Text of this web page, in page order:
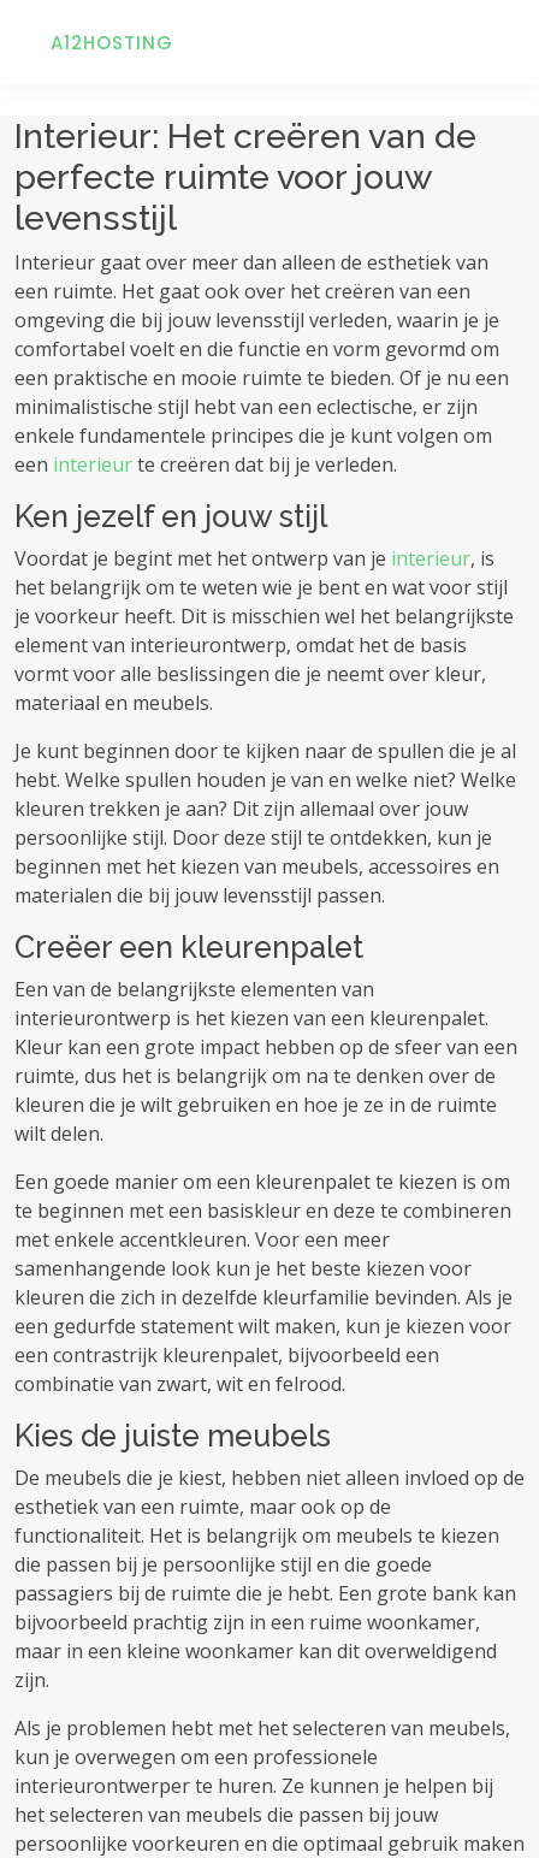
A12HOSTING
Interieur: Het creëren van de
perfecte ruimte voor jouw
levensstijl
Interieur gaat over meer dan alleen de esthetiek van
een ruimte. Het gaat ook over het creëren van een
omgeving die bij jouw levensstijl verleden, waarin je je
comfortabel voelt en die functie en vorm gevormd om
een ​​praktische en mooie ruimte te bieden. Of je nu een
minimalistische stijl hebt van een eclectische, er zijn
enkele fundamentele principes die je kunt volgen om
een ​​ interieurte creëren dat bij je verleden.
Ken jezelf en jouw stijl
Voordat je begint met het ontwerp van je interieur, is
het belangrijk om te weten wie je bent en wat voor stijl
je voorkeur heeft. Dit is misschien wel het belangrijkste
element van interieurontwerp, omdat het de basis
vormt voor alle beslissingen die je neemt over kleur,
materiaal en meubels.
Je kunt beginnen door te kijken naar de spullen die je al
hebt. Welke spullen houden je van en welke niet? Welke
kleuren trekken je aan? Dit zijn allemaal over jouw
persoonlijke stijl. Door deze stijl te ontdekken, kun je
beginnen met het kiezen van meubels, accessoires en
materialen die bij jouw levensstijl passen.
Creëer een kleurenpalet
Een van de belangrijkste elementen van
interieurontwerp is het kiezen van een kleurenpalet.
Kleur kan een grote impact hebben op de sfeer van een
ruimte, dus het is belangrijk om na te denken over de
kleuren die je wilt gebruiken en hoe je ze in de ruimte
wilt delen.
Een goede manier om een ​​kleurenpalet te kiezen is om
te beginnen met een basiskleur en deze te combineren
met enkele accentkleuren. Voor een meer
samenhangende look kun je het beste kiezen voor
kleuren die zich in dezelfde kleurfamilie bevinden. Als je
een gedurfde statement wilt maken, kun je kiezen voor
een contrastrijk kleurenpalet, bijvoorbeeld een
combinatie van zwart, wit en felrood.
Kies de juiste meubels
De meubels die je kiest, hebben niet alleen invloed op de
esthetiek van een ruimte, maar ook op de
functionaliteit. Het is belangrijk om meubels te kiezen
die passen bij je persoonlijke stijl en die goede
passagiers bij de ruimte die je hebt. Een grote bank kan
bijvoorbeeld prachtig zijn in een ruime woonkamer,
maar in een kleine woonkamer kan dit overweldigend
zijn.
Als je problemen hebt met het selecteren van meubels,
kun je overwegen om een ​​professionele
interieurontwerper te huren. Ze kunnen je helpen bij
het selecteren van meubels die passen bij jouw
persoonlijke voorkeuren en die optimaal gebruik maken